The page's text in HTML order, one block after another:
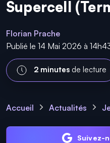
Supercell
Florian Prache
Publié le 14 Mai 2026 à
2 minutes de lecture
Accueil Actualités
Suivez-